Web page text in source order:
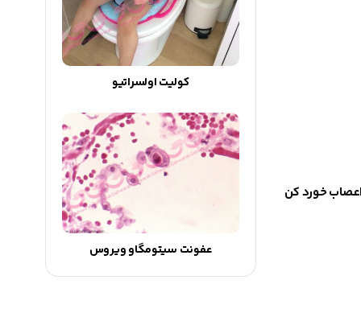
خورد کن
کولیت اولسراتیو
عفونت سیتومگاو ویروس